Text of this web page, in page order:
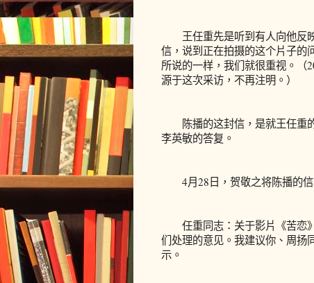
王任重先是听到有人向他反
信，说到正在拍摄的这个片子的
所说的一样，我们就很重视。（
源于这次采访，不再注明。）
陈播的这封信，是就王任重
李英敏的答复。
4月28日，贺敬之将陈播的信
任重同志：关于影片《苦恋
们处理的意见。我建议你、周扬
示。